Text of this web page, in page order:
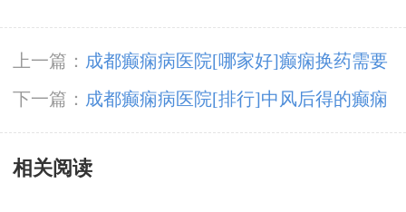
上一篇： 成都癫痫病医院[哪家好]癫痫换药需要
注意什么?
下一篇： 成都癫痫病医院[排行]中风后得的癫痫
能治吗
相关阅读